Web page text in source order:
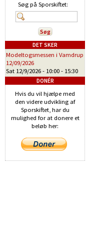
Søg på Sporskiftet:
DET SKER
Modeltogsmessen i Vamdrup
12/09/2026
Sat 12/9/2026 - 10:00 - 15:30
DONÉR
Hvis du vil hjælpe med
den videre udvikling af
Sporskiftet, har du
mulighed for at donere et
beløb her: